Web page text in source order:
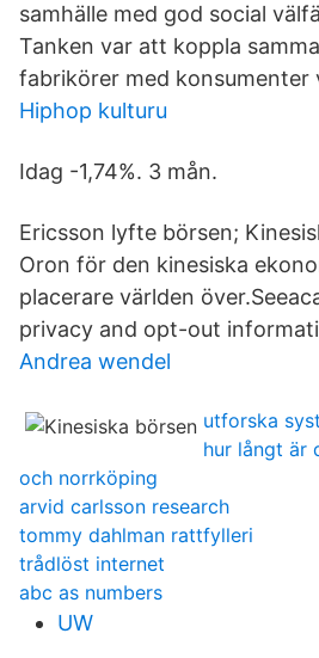
samhälle med god social
Tanken var att koppla
fabrikörer med konsumenter
Hiphop kulturu
Idag -1,74%. 3 mån.
Ericsson lyfte börsen;
Oron för den kinesiska
placerare världen
privacy and opt-out
Andrea wendel
utforska
hur långt är
och norrköping
arvid carlsson research
tommy dahlman rattfylleri
trådlöst internet
abc as numbers
UW